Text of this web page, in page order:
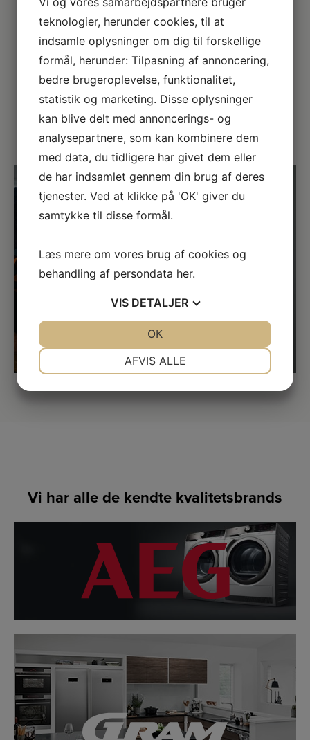
Stort sortiment
Vi har et af Danmarks største sortimenter
med alle de kendte varemærker.
Vi dækker hele DK
Vi leverer gratis til kantstenen i hele
landet.
Vi har alle de kendte kvalitetsbrands
teknologier, herunder cookies, til at
indsamle oplysninger om dig til forskellige
formål, herunder: Tilpasning af annoncering,
bedre brugeroplevelse, funktionalitet,
statistik og marketing. Disse oplysninger
kan blive delt med annoncerings- og
analysepartnere, som kan kombinere dem
med data, du tidligere har givet dem eller
de har indsamlet gennem din brug af deres
tjenester. Ved at klikke på 'OK' giver du
samtykke til disse formål.
Læs mere om vores brug af cookies og
behandling af persondata her.
VIS DETALJER
AFVIS ALLE
OK